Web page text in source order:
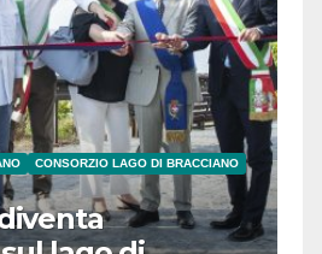
CONSORZIO LAGO DI BRACCIANO